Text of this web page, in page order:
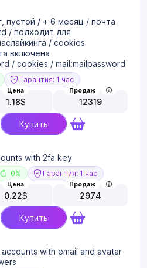
пустой / + 6 месяц / почта
/ подходит для
/ cookies
включена
/ cookies / mail:mailpassword
Гарантия: 1 час
Цена
1.18$
Продаж
12319
Купить
with 2fa key
0% Гарантия: 1 час
Цена
0.22$
Продаж
2974
Купить
with email and avatar